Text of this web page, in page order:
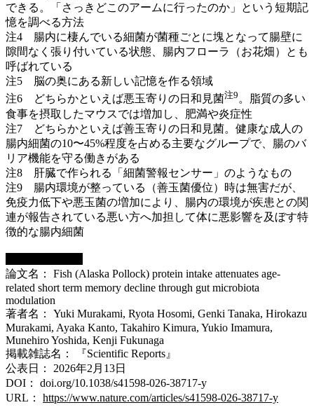
できる。「さっきどこのアームに行ったのか」という短期記
憶を調べる方法
注4 腸内に棲んでいる細菌が菌種ごとに塊となって腸壁に
隙間なく張り付いている状態、腸内フローラ（お花畑）とも
呼ばれている
注5 脳の奥にある新しい記憶を作る領域
注6 どちらかといえば悪玉寄りの日和見菌注9。脂質の多い
食事を摂取したマウスでは増加し、肥満や炎症性
注7 どちらかといえば善玉寄りの日和見菌。健康な成人の
腸内細菌の10〜45%程度を占める主要なグループで、腸のバ
リア機能を守る働きがある
注8 肝臓で作られる「細菌警報センサー」のようなもの
注9 腸内環境が整っている（善玉菌優位）時は無害だが、
免疫力低下や悪玉菌の増加により、腸内の環境が疾患との関
連が報告されている悪い方へ加担して体に悪影響を及ぼす特
徴的な腸内細菌
論文名： Fish (Alaska Pollock) protein intake attenuates age-
related short term memory decline through gut microbiota
modulation
著者名： Yuki Murakami, Ryota Hosomi, Genki Tanaka, Hirokazu
Murakami, Ayaka Kanto, Takahiro Kimura, Yukio Imamura,
Munehiro Yoshida, Kenji Fukunaga
掲載雑誌名： 『Scientific Reports』
公表日： 2026年2月13日
DOI： doi.org/10.1038/s41598-026-38717-y
URL： https://www.nature.com/articles/s41598-026-38717-y